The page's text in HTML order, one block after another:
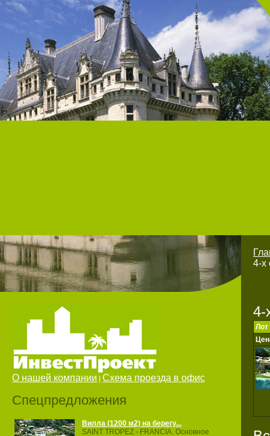
О нашей компании Схема проезда в офис
Спецпредложения
Вилла (1200 м2) на берегу...
SAINT TROPEZ ‐ FRANCIA. Основное
4-х
4-